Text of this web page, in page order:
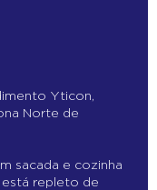
Yticon,
Norte de
sacada e cozinha
está repleto de